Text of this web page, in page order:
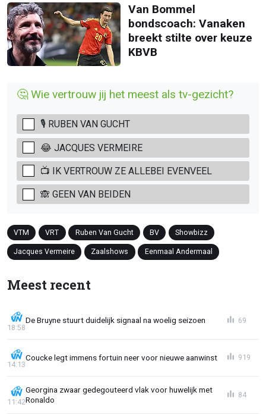
Van Bommel
bondscoach: Vanaken
breekt stilte over keuze
KBVB
🤔 Wie vertrouw jij het meest als tv-gezicht?
🎙️ RUBEN VAN GUCHT
😂 JACQUES VERMEIRE
📺 IK VERTROUW ZE ALLEBEI EVENVEEL
🙈 GEEN VAN BEIDEN
VTM VRT Ruben Van Gucht BV Showbizz
Jacques Vermeire Zaalshows Eenmaal Andermaal
Meest recent
De Bruyne stuurt duidelijk signaal na woelig seizoen
18:58
69
Coucke legt immens fortuin neer voor nieuwe aanwinst
14:13
919
Georgina zwaar gedegouteerd vlak voor huwelijk met
Ronaldo
11:42
84